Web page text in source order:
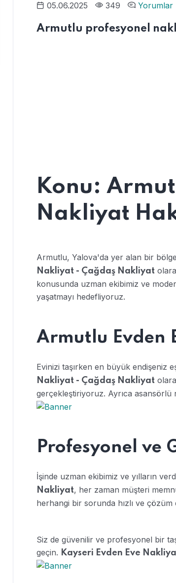
05.06.2025 349 Yorumlar
Armutlu profesyonel
Konu:
Nakliyat
Armutlu, Yalova'da yer alan bir
Nakliyat - Çağdaş Nakliyat
konusunda uzman ekibimiz ve
yaşatmayı hedefliyoruz.
Armutlu Evden
Evinizi taşırken en büyük endişeniz
Nakliyat - Çağdaş Nakliyat
gerçekleştiriyoruz. Ayrıca asansörlü
Profesyonel ve
İşinde uzman ekibimiz ve yılların
Nakliyat, her zaman müşteri
herhangi bir sorunda hızlı ve çözüm
Siz de güvenilir ve profesyonel bir
geçin. Kayseri Evden Eve